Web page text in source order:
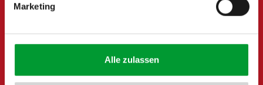
Marketing
Alle zulassen